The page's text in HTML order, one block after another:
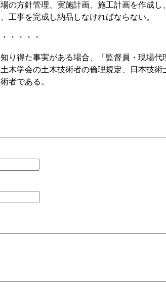
の方針管理、実施計画、施工計画を作成し
工事を完成し納品しなければならない。
・・・・
り得た事実がある場合、「監督員・現場代
木学会の土木技術者の倫理規定、日本技術
者である。